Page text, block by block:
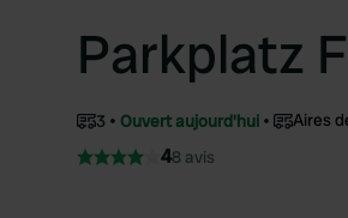
Parkplatz
3 Ouvert aujourd'hui Aires
48 avis